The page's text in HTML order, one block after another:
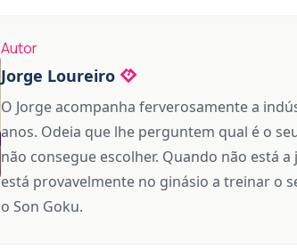
Autor
Jorge Loureiro
O Jorge acompanha ferverosamente a
anos. Odeia que lhe perguntem qual é o
não consegue escolher. Quando não está
está provavelmente no ginásio a treinar o
o Son Goku.